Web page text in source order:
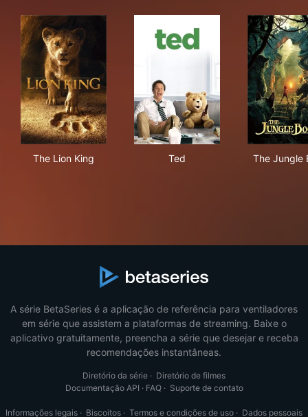
The Lion King Ted The Jungle
A série BetaSeries é a aplicação de referência para ventiladores
em série que assistem a plataformas de streaming. Baixe o
aplicativo gratuitamente, preencha a série que desejar e receba
recomendações instantâneas.
Diretório da série · Diretório de filmes
Documentação API · FAQ· Suporte de contato
Informações legais · Biscoitos · Termos e condições de uso · Dados pessoais